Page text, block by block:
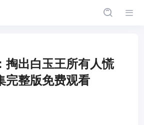
掏出白玉王所有人慌
完整版免费观看